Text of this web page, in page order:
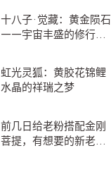
十八子·觉藏：黄金陨石
——宇宙丰盛的修行之
虹光灵狐：黄胶花锦鲤
水晶的祥瑞之梦
前几日给老粉搭配金刚
菩提，有想要的新老